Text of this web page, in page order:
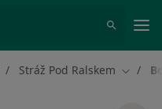
Stráž Pod Ralskem Změna